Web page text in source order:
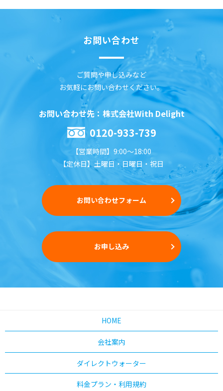
お問い合わせ
ご質問や申し込みなど
お気軽にお問い合わせください。
お問い合わせ先：株式会社With Delight
0120-933-739
【営業時間】9:00～18:00
【定休日】土曜日・日曜日・祝日
お問い合わせフォーム
お申し込み
HOME
会社案内
ダイレクトウォーター
料金プラン・利用規約